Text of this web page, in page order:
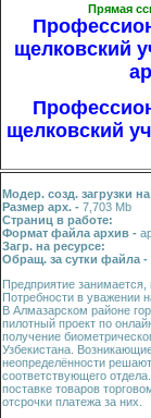
Прямая
щелковский
щелковский
Модер. созд. загрузки
Размер арх. - 7,703 Mb
Страниц в работе:
Формат файла архив -
Загр. на ресурсе:
Обращ. за сутки файла -
Предприятие занимается,
Потребности в уважении
В Алмазарском районе
пилотный проект по
получение
Узбекистана.
неопределённости
соответствующего
поставке товаров
отсрочки платежа за них.